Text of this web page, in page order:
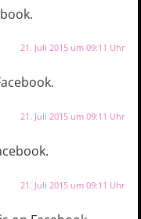
21. Juli 2015 um 09:11 Uhr
21. Juli 2015 um 09:11 Uhr
21. Juli 2015 um 09:11 Uhr